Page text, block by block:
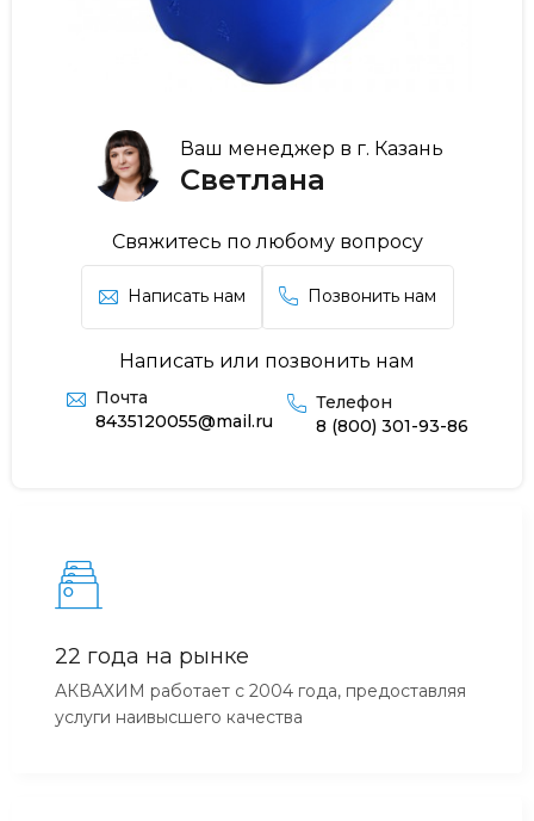
Ваш менеджер в г. Казань
Светлана
Свяжитесь по любому вопросу
Написать нам Позвонить нам
Написать или позвонить нам
Почта
8435120055@mail.ru
Телефон
8 (800) 301-93-86
22 года на рынке
АКВАХИМ работает с 2004 года, предоставляя
услуги наивысшего качества